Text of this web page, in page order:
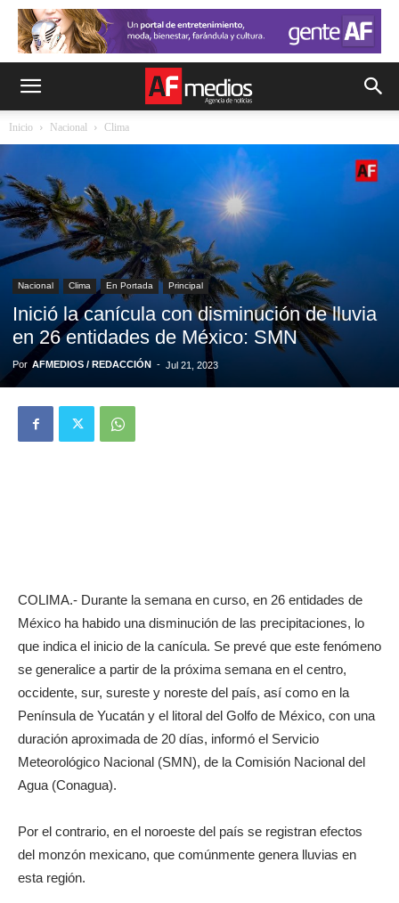
Inicio Nacional Clima
Nacional Clima En Portada Principal
Inició la canícula con disminución de lluvia
en 26 entidades de México: SMN
Por AFMEDIOS / REDACCIÓN - Jul 21, 2023
COLIMA.- Durante la semana en curso, en 26 entidades de
México ha habido una disminución de las precipitaciones, lo
que indica el inicio de la canícula. Se prevé que este fenómeno
se generalice a partir de la próxima semana en el centro,
occidente, sur, sureste y noreste del país, así como en la
Península de Yucatán y el litoral del Golfo de México, con una
duración aproximada de 20 días, informó el Servicio
Meteorológico Nacional (SMN), de la Comisión Nacional del
Agua (Conagua).
Por el contrario, en el noroeste del país se registran efectos
del monzón mexicano, que comúnmente genera lluvias en
esta región.